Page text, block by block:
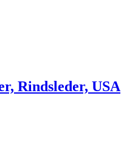
Rindsleder, USA